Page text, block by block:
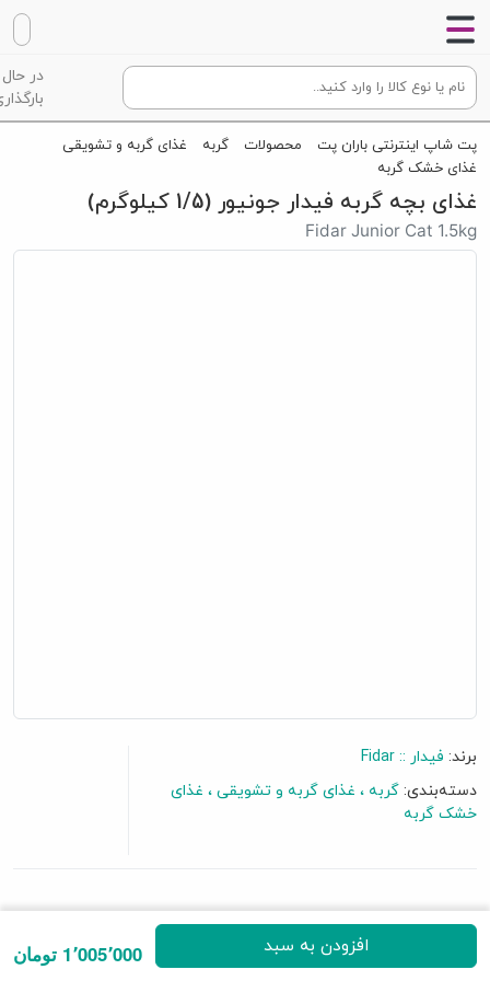
در حال
پت شاپ اینترنتی باران پت محصولات گربه
غذای گربه و تشویقی
غذای خشک گربه
غذای بچه گربه فیدار جونیور (1/5 کیلوگرم)
Fidar Junior Cat 1.5kg
برند: فیدار :: Fidar
دسته‌بندی: گربه غذای گربه و تشویقی
غذای
خشک گربه
افزودن به سبد 1٬005٬000 تومان